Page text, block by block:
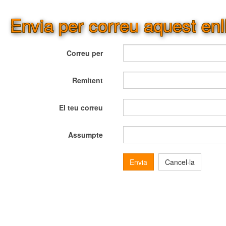
Envia per correu aquest
×
Correu per
Remitent
El teu correu
Assumpte
Envia Cancel·la